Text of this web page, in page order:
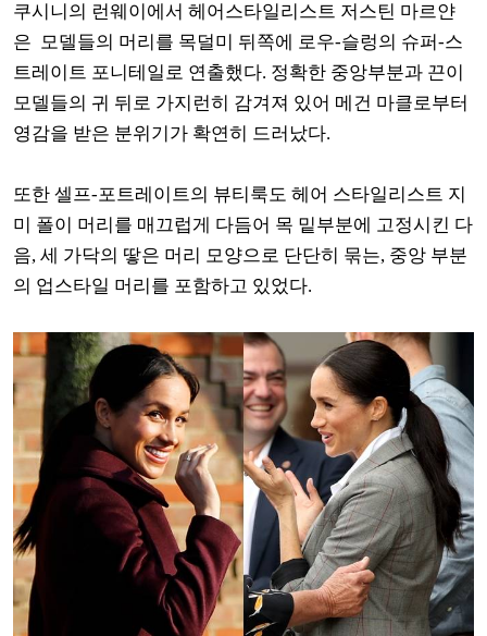
쿠시니의 런웨이에서 헤어스타일리스트 저스틴 마르얀
은 모델들의 머리를 목덜미 뒤쪽에 로우-슬렁의 슈퍼-스
트레이트 포니테일로 연출했다. 정확한 중앙부분과 끈이
모델들의 귀 뒤로 가지런히 감겨져 있어 메건 마클로부터
영감을 받은 분위기가 확연히 드러났다.
또한 셀프-포트레이트의 뷰티룩도 헤어 스타일리스트 지
미 폴이 머리를 매끄럽게 다듬어 목 밑부분에 고정시킨 다
음, 세 가닥의 땋은 머리 모양으로 단단히 묶는, 중앙 부분
의 업스타일 머리를 포함하고 있었다.